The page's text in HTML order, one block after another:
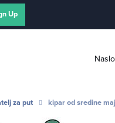
Up
za put kipar od sredine